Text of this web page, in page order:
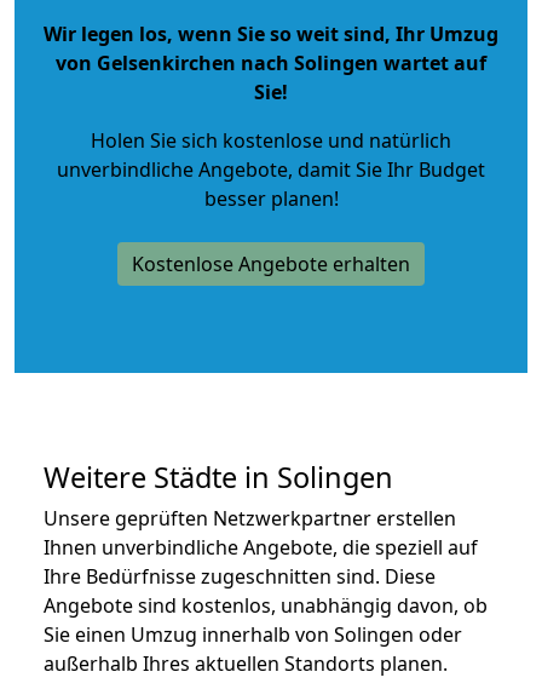
Wir legen los, wenn Sie so weit sind, Ihr Umzug
von Gelsenkirchen nach Solingen wartet auf
Sie!
Holen Sie sich kostenlose und natürlich
unverbindliche Angebote, damit Sie Ihr Budget
besser planen!
Kostenlose Angebote erhalten
Weitere Städte in Solingen
Unsere geprüften Netzwerkpartner erstellen
Ihnen unverbindliche Angebote, die speziell auf
Ihre Bedürfnisse zugeschnitten sind. Diese
Angebote sind kostenlos, unabhängig davon, ob
Sie einen Umzug innerhalb von Solingen oder
außerhalb Ihres aktuellen Standorts planen.